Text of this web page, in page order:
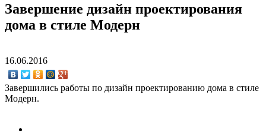
Завершение дизайн проектирования
дома в стиле Модерн
16.06.2016
Завершились работы по дизайн проектированию дома в стиле
Модерн.